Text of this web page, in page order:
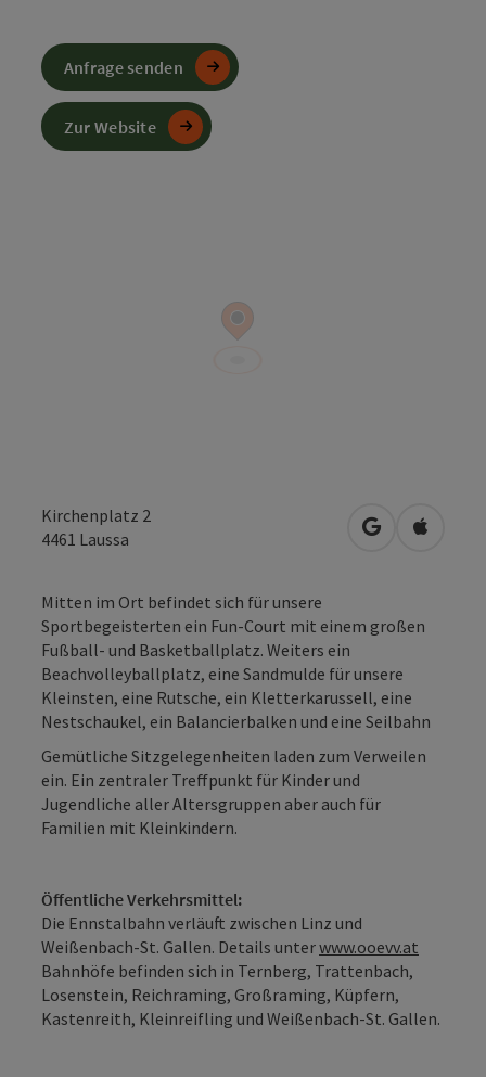
Kirchenplatz 2
4461 Laussa in Google
in
Mitten im Ort befindet sich für unsere
Sportbegeisterten ein Fun-Court mit einem großen
Fußball- und Basketballplatz. Weiters ein
Beachvolleyballplatz, eine Sandmulde für unsere
Kleinsten, eine Rutsche, ein Kletterkarussell, eine
Nestschaukel, ein Balancierbalken und eine Seilbahn
Gemütliche Sitzgelegenheiten laden zum Verweilen
ein. Ein zentraler Treffpunkt für Kinder und
Jugendliche aller Altersgruppen aber auch für
Familien mit Kleinkindern.
Öffentliche Verkehrsmittel:
Die Ennstalbahn verläuft zwischen Linz und
Weißenbach-St. Gallen. Details unterwww.ooevv.at
Bahnhöfe befinden sich in Ternberg, Trattenbach,
Losenstein, Reichraming, Großraming, Küpfern,
Kastenreith, Kleinreifling und Weißenbach-St. Gallen.
Anfrage senden
Zur Website